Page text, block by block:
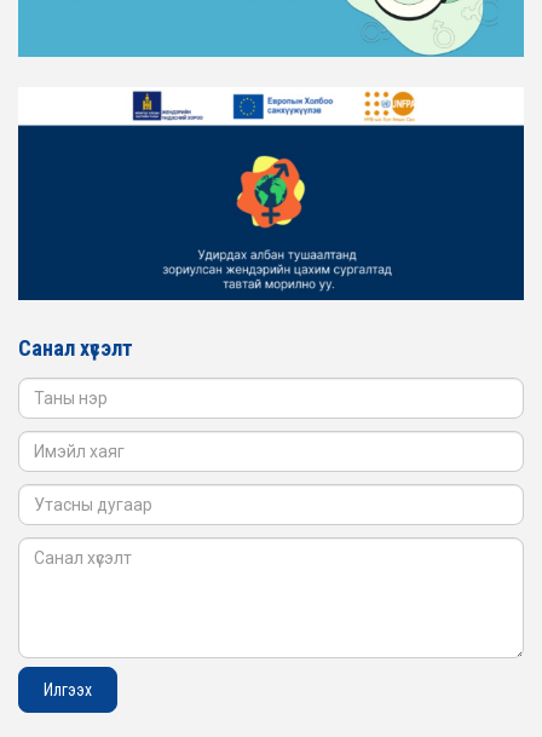
2026-02-16
ЖЕНДЭРИЙН ҮНДЭСНИЙ ХОРООНЫ АЖЛЫН АЛБАНЫ
ТӨЛӨӨЛӨЛ ЗАМ ТЭЭВРИЙН ЯАМАНД АЖИЛЛАВ
ЖЕНДЭРИЙН ҮНДЭСНИЙ ХОРООНЫ АЖЛЫН АЛБАНЫ
ТӨЛӨӨЛӨЛ БАТЛАН ХАМГААЛАХ ЯАМАНД
Санал хүсэлт